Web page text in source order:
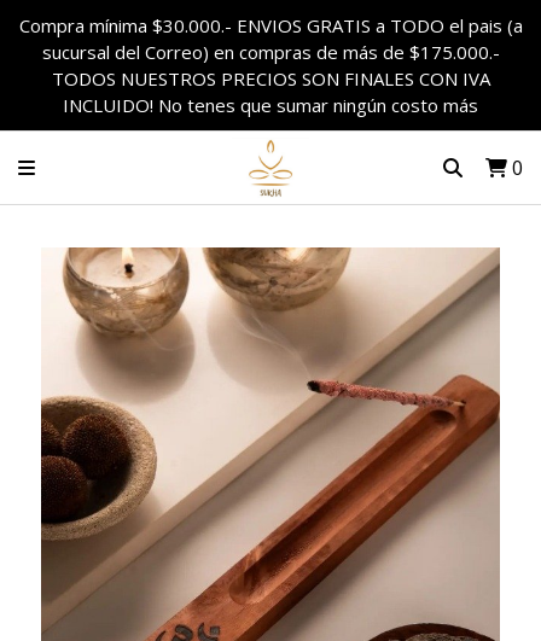
Compra mínima $30.000.- ENVIOS GRATIS a TODO el pais (a
sucursal del Correo) en compras de más de $175.000.-
TODOS NUESTROS PRECIOS SON FINALES CON IVA
INCLUIDO! No tenes que sumar ningún costo más
0